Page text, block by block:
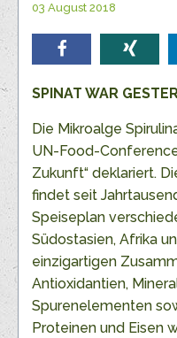
03 August 2018
teilen teilen
SPINAT WAR
Die Mikroalge
UN-Food-
Zukunft“ deklariert.
findet seit
Speiseplan
Südostasien, Afrika
einzigartigen
Antioxidantien,
Spurenelementen
Proteinen und Eisen